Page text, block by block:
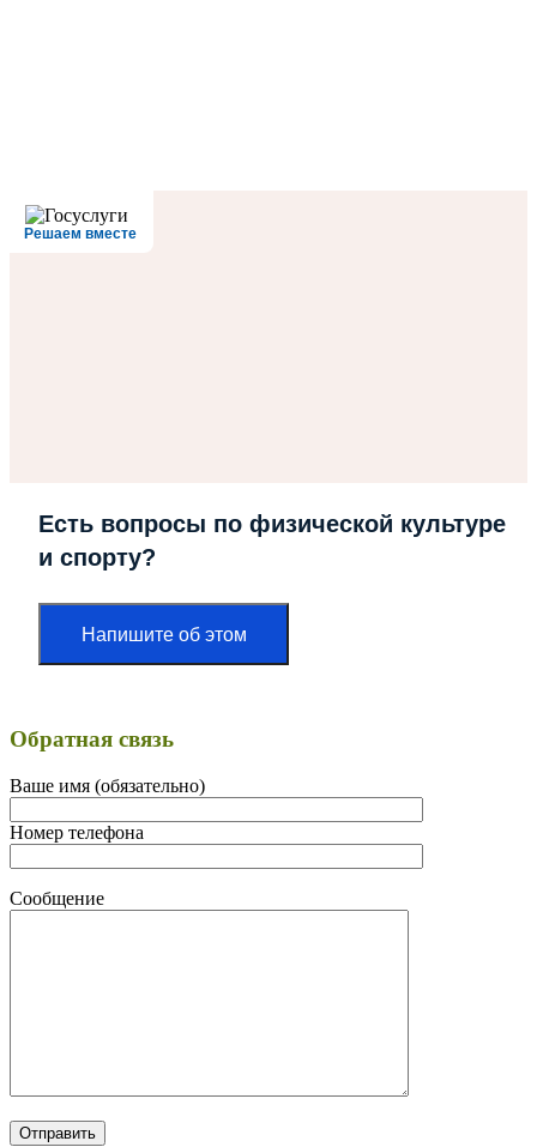
Решаем вместе
Есть вопросы по физической культуре
и спорту?
Напишите об этом
Обратная связь
Ваше имя (обязательно)
Номер телефона
Сообщение